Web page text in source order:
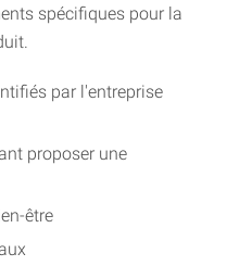
spécifiques pour la
par l'entreprise
proposer une
être